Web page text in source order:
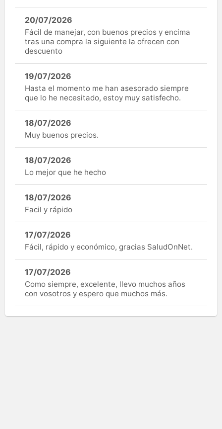
20/07/2026
Fácil de manejar, con buenos precios y encima
tras una compra la siguiente la ofrecen con
descuento
19/07/2026
Hasta el momento me han asesorado siempre
que lo he necesitado, estoy muy satisfecho.
18/07/2026
Muy buenos precios.
18/07/2026
Lo mejor que he hecho
18/07/2026
Facil y rápido
17/07/2026
Fácil, rápido y económico, gracias SaludOnNet.
17/07/2026
Como siempre, excelente, llevo muchos años
con vosotros y espero que muchos más.